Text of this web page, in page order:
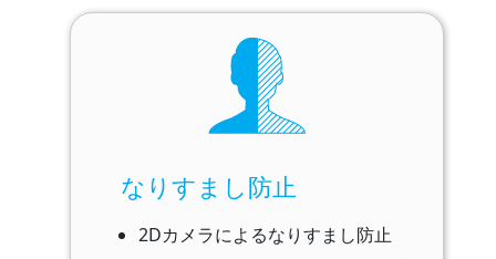
なりすまし防止​​
2Dカメラによるなりすまし防止​